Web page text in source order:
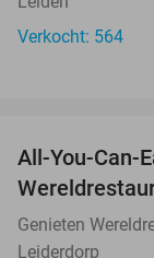
Verkocht: 564
All-You-Can-
Genieten
Leiderdorp